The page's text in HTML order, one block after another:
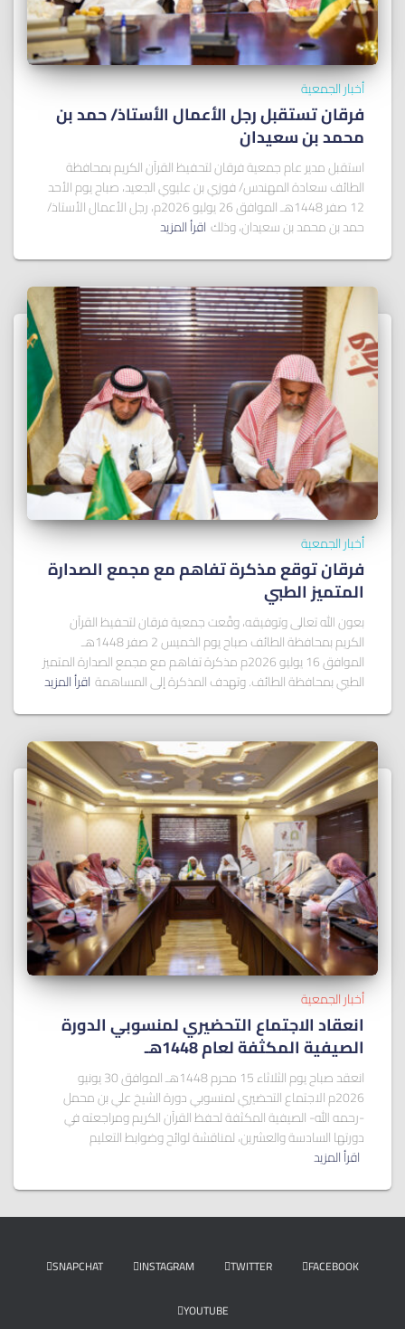
أخبار الجمعية
فرقان تستقبل رجل الأعمال الأستاذ/ ﺣﻤﺪ ﺑﻦ
ﻣﺤﻤﺪ ﺑﻦ ﺳﻌﻴﺪان
استقبل مدير عام جمعية فرقان لتحفيظ القرآن الكريم بمحافظة
الطائف سعادة المهندس/ فوزي بن عليوي الجعيد، صباح يوم الأحد
12 صفر 1448هـ الموافق 26 يوليو 2026م، رجل الأعمال الأستاذ/
حمد بن محمد بن سعيدان، وذلك اقرأ المزيد
أخبار الجمعية
فرقان توقع مذكرة تفاهم مع مجمع الصدارة
المتميز الطبي
بعون الله تعالى وتوفيقه، وقّعت جمعية فرقان لتحفيظ القرآن
الكريم بمحافظة الطائف صباح يوم الخميس 2 صفر 1448هـ
الموافق 16 يوليو 2026م مذكرة تفاهم مع مجمع الصدارة المتميز
الطبي بمحافظة الطائف. وتهدف المذكرة إلى المساهمة اقرأ المزيد
أخبار الجمعية
انعقاد الاجتماع التحضيري لمنسوبي الدورة
الصيفية المكثفة لعام 1448هـ
انعقد صباح يوم الثلاثاء 15 محرم 1448هـ الموافق 30 يونيو
2026م الاجتماع التحضيري لمنسوبي دورة الشيخ علي بن محمل
-رحمه الله- الصيفية المكثفة لحفظ القرآن الكريم ومراجعته في
دورتها السادسة والعشرين، لمناقشة لوائح وضوابط التعليم
اقرأ المزيد
FACEBOOK
TWITTER
INSTAGRAM
SNAPCHAT
YOUTUBE